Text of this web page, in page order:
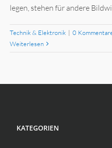
legen, stehen für andere
Technik & Elektronik | 0
Weiterlesen
KATEGORIEN